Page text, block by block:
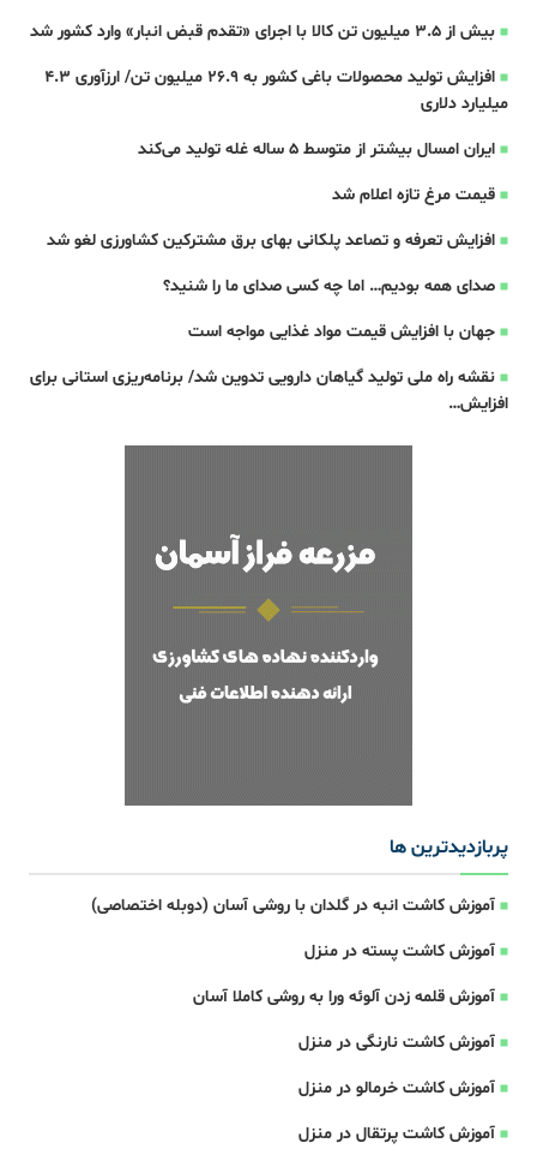
بیش از ۳.۵ میلیون تن کالا با اجرای «تقدم قبض انبار» وارد کشور شد
افزایش تولید محصولات باغی کشور به ۲۶.۹ میلیون تن/ ارزآوری ۴.۳
میلیارد دلاری
ایران امسال بیشتر از متوسط 5 ساله غله تولید می‌کند
قیمت مرغ تازه اعلام شد
افزایش تعرفه و تصاعد پلکانی بهای برق مشترکین کشاورزی لغو شد
صدای همه بودیم… اما چه کسی صدای ما را شنید؟
جهان با افزایش قیمت مواد غذایی مواجه است
نقشه راه ملی تولید گیاهان دارویی تدوین شد/ برنامه‌ریزی استانی برای
افزایش…
پربازدیدترین ها
آموزش کاشت انبه در گلدان با روشی آسان (دوبله اختصاصی)
آموزش کاشت پسته در منزل
آموزش قلمه زدن آلوئه ورا به روشی کاملا آسان
آموزش کاشت نارنگی در منزل
آموزش کاشت خرمالو در منزل
آموزش کاشت پرتقال در منزل